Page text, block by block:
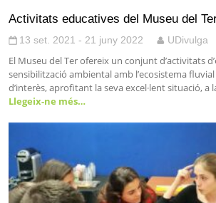
Activitats educatives del Museu del
13 set. 2021 - 21 juny 2022 UDivulga
El Museu del Ter ofereix un conjunt d’activitats
sensibilització ambiental amb l’ecosistema
d’interès, aprofitant la seva excel·lent situació, a
Llegeix-ne més…